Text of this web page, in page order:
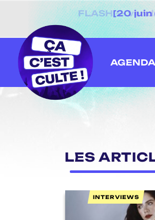
[20 juin
AGENDA
LES
INTERVIEWS